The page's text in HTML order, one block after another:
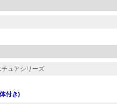
ュアシリーズ
付き)